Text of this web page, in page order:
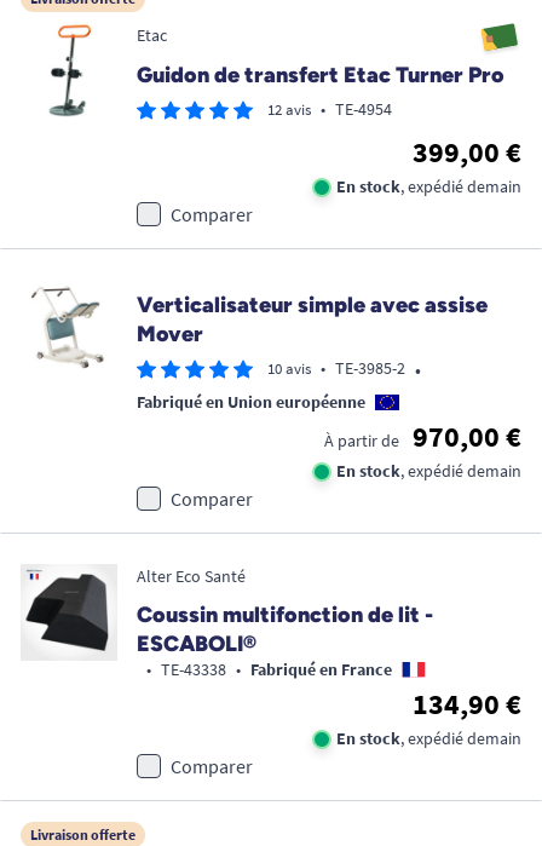
Etac
Guidon de transfert Etac Turner Pro
12 avis • TE-4954
399,00 €
En stock, expédié demain
Comparer
Verticalisateur simple avec assise
Mover
10 avis • TE-3985-2 •
Fabriqué en Union européenne
À partir de
970,00 €
En stock, expédié demain
Comparer
Alter Eco Santé
Coussin multifonction de lit -
ESCABOLI®
• TE-43338 • Fabriqué en France
134,90 €
En stock, expédié demain
Comparer
Livraison offerte